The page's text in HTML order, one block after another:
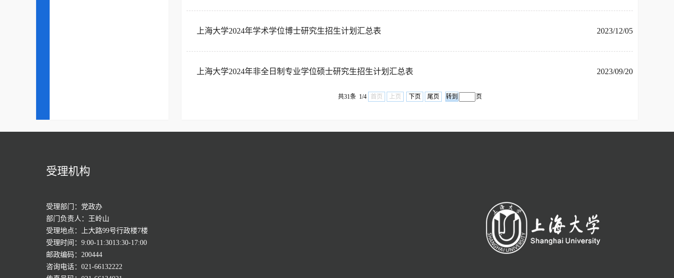
上海大学2024年学术学位博士研究生招生计划汇总表 2023/12/05
上海大学2024年非全日制专业学位硕士研究生招生计划汇总表 2023/09/20
共31条 1/4 首页 上页 下页 尾页 页
受理机构
受理部门：党政办
部门负责人：王岭山
受理地点：上大路99号行政楼7楼
受理时间：9:00-11:3013:30-17:00
邮政编码：200444
咨询电话：021-66132222